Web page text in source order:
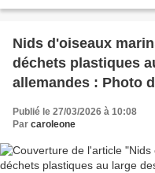
Nids d'oiseaux
déchets plastiques
allemandes : Photo
Publié le 27/03/2026 à 10:08
Par caroleone